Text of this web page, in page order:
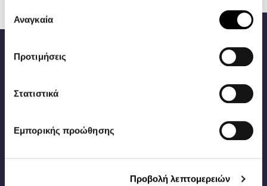
των υπηρεσιών τους.
συγκατάθεσης
Αναγκαία
Προτιμήσεις
Στατιστικά
Εμπορικής προώθησης
Προβολή λεπτομερειών
Μάθετε πρώτοι για τα νέα προϊόντα και τις προσφορές μας
και κερδίστε 10% έκπτωση με τη πρώτη σας εγγραφή!
* Η έκπτωση ισχύει μόνο σε μη εκπτωτικά προϊόντα
Έχω διαβάσει και αποδέχομαι τουςΌρους Χρήσης
ΦΊΛΤΡΑ